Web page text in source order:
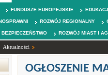
FUNDUSZE EUROPEJSKIE
ROZWÓJ REGIONALNY
BEZPIECZEŃSTWO ROZWÓJ MIAST I
Aktualności
OGŁOSZENIE